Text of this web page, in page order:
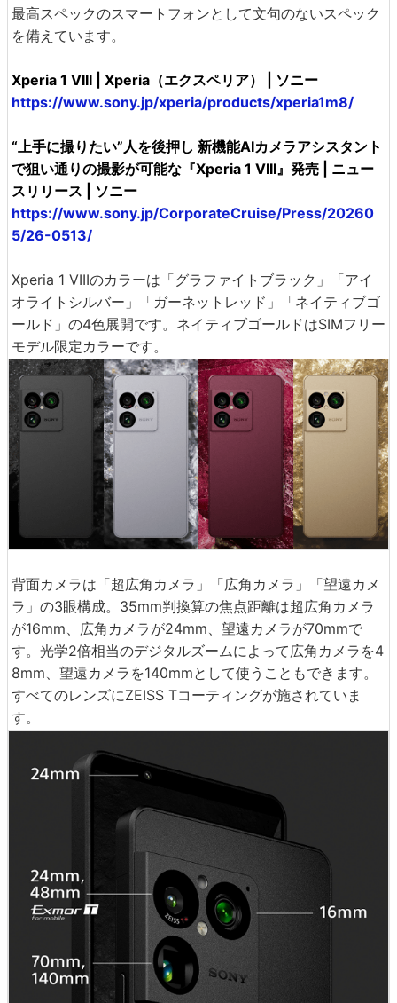
最高スペックのスマートフォンとして文句のないスペック
を備えています。
Xperia 1 VIII | Xperia（エクスペリア） | ソニー
https://www.sony.jp/xperia/products/xperia1m8/
“上手に撮りたい”人を後押し 新機能AIカメラアシスタント
で狙い通りの撮影が可能な『Xperia 1 VIII』発売 | ニュー
スリリース | ソニー
https://www.sony.jp/CorporateCruise/Press/20260
5/26-0513/
Xperia 1 VIIIのカラーは「グラファイトブラック」「アイ
オライトシルバー」「ガーネットレッド」「ネイティブゴ
ールド」の4色展開です。ネイティブゴールドはSIMフリー
モデル限定カラーです。
背面カメラは「超広角カメラ」「広角カメラ」「望遠カメ
ラ」の3眼構成。35mm判換算の焦点距離は超広角カメラ
が16mm、広角カメラが24mm、望遠カメラが70mmで
す。光学2倍相当のデジタルズームによって広角カメラを4
8mm、望遠カメラを140mmとして使うこともできます。
すべてのレンズにZEISS Tコーティングが施されていま
す。